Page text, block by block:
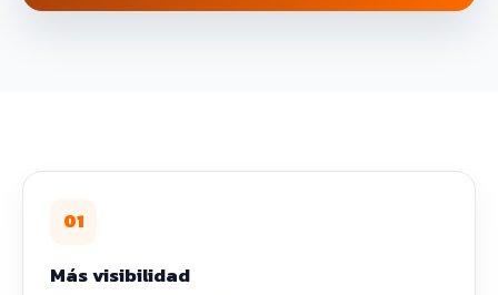
01
Más visibilidad